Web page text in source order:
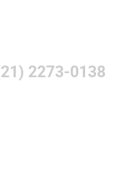
2273-0138